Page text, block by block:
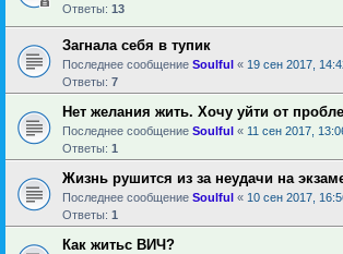
Ответы: 13
Загнала себя в тупик
Последнее сообщение Soulful « 19 сен 2017,
Ответы: 7
Нет желания жить. Хочу уйти от
Последнее сообщение Soulful « 11 сен 2017,
Ответы: 1
Жизнь рушится из за неудачи на
Последнее сообщение Soulful « 10 сен 2017,
Ответы: 1
Как житьс ВИЧ?